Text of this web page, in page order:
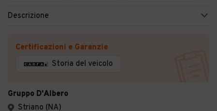
Descrizione
Certificazioni e Garanzie
Storia del veicolo
Gruppo D'Albero
Striano (NA)